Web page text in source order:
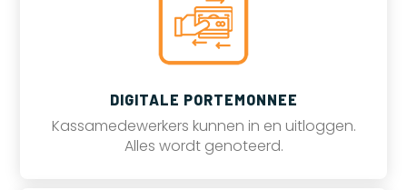
DIGITALE PORTEMONNEE
Kassamedewerkers kunnen in en uitloggen.
Alles wordt genoteerd.